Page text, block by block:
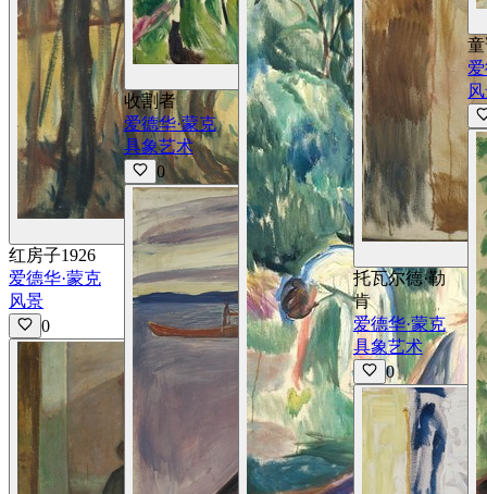
查看详情
红房子1926
爱德华·蒙克
风景
0
查看详情
收割者
爱德华·蒙克
具象艺术
0
托瓦尔德·勒
肯
爱德华·蒙克
具象艺术
0